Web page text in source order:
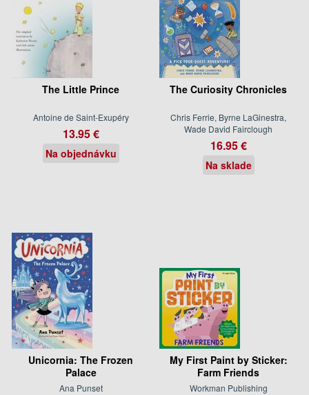
The Little Prince
Antoine de Saint-Exupéry
13.95 €
Na objednávku
The Curiosity Chronicles
Chris Ferrie, Byrne LaGinestra,
Wade David Fairclough
16.95 €
Na sklade
Unicornia: The Frozen
Palace
Ana Punset
My First Paint by Sticker:
Farm Friends
Workman Publishing